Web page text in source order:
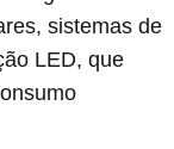
sistemas de
LED, que